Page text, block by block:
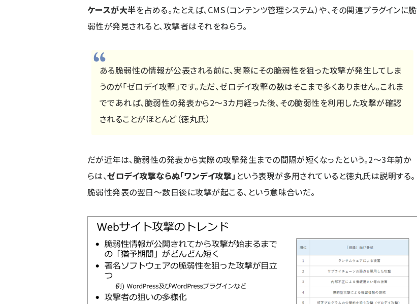
ケースが大半を占める。たとえば、CMS（コンテンツ管理システム）や、その関連プラグインに脆
弱性が発見されると、攻撃者はそれをねらう。
ある脆弱性の情報が公表される前に、実際にその脆弱性を狙った攻撃が発生してしま
うのが「ゼロデイ攻撃」です。ただ、ゼロデイ攻撃の数はそこまで多くありません。これま
でであれば、脆弱性の発表から2～3カ月経った後、その脆弱性を利用した攻撃が確認
されることがほとんど（徳丸氏）
だが近年は、脆弱性の発表から実際の攻撃発生までの間隔が短くなったという。2～3年前か
らは、ゼロデイ攻撃ならぬ「ワンデイ攻撃」 という表現が多用されていると徳丸氏は説明する。
脆弱性発表の翌日～数日後に攻撃が起こる、という意味合いだ。